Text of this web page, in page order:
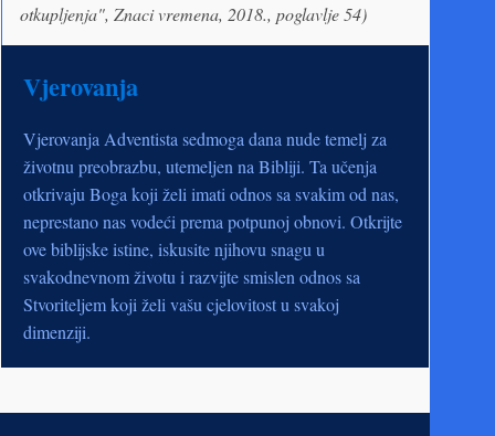
otkupljenja", Znaci vremena, 2018., poglavlje 54)
Vjerovanja
Vjerovanja Adventista sedmoga dana nude temelj za
životnu preobrazbu, utemeljen na Bibliji. Ta učenja
otkrivaju Boga koji želi imati odnos sa svakim od nas,
neprestano nas vodeći prema potpunoj obnovi. Otkrijte
ove biblijske istine, iskusite njihovu snagu u
svakodnevnom životu i razvijte smislen odnos sa
Stvoriteljem koji želi vašu cjelovitost u svakoj
dimenziji.